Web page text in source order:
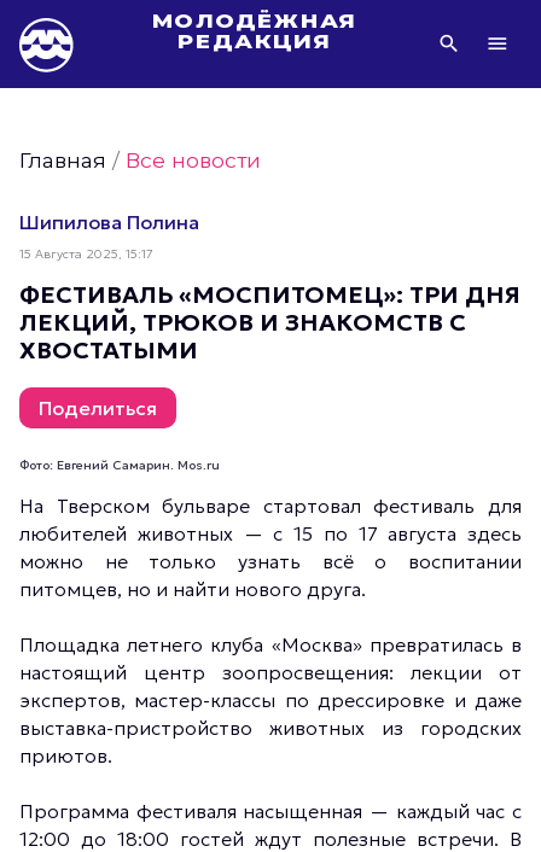
МОЛОДЁЖНАЯ
РЕДАКЦИЯ
Фото Молодёжи Москвы
Фотогалереи Молодёжи Москвы
Статьи Молодёжи Москвы
Молодёжь Москвы культурная
Молодёжь Москвы спортивная
Молодёжь Москвы в движении
Молодёжь Москвы здоровая
Молодёжь Москвы профессиональная
Молодёжь Москвы туристическая
Все новости
Главная /Все новости
Шипилова Полина
15 Августа 2025, 15:17
ФЕСТИВАЛЬ «МОСПИТОМЕЦ»: ТРИ ДНЯ
ЛЕКЦИЙ, ТРЮКОВ И ЗНАКОМСТВ С
ХВОСТАТЫМИ
Поделиться
Фото: Евгений Самарин. Mos.ru
На Тверском бульваре стартовал фестиваль для
любителей животных — с 15 по 17 августа здесь
можно не только узнать всё о воспитании
питомцев, но и найти нового друга.
Площадка летнего клуба «Москва» превратилась в
настоящий центр зоопросвещения: лекции от
экспертов, мастер-классы по дрессировке и даже
выставка-пристройство животных из городских
приютов.
Программа фестиваля насыщенная — каждый час с
12:00 до 18:00 гостей ждут полезные встречи. В